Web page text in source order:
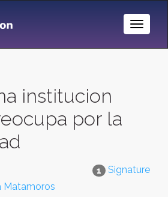
Toggle
institucion
por la
1 Signature
Matamoros